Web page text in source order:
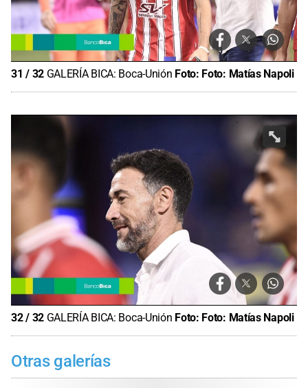
31 / 32 GALERÍA BICA: Boca-Unión Foto: Foto: Matías Napoli
32/ 32 GALERÍA BICA: Boca-Unión Foto: Foto: Matías Napoli
Otras galerías